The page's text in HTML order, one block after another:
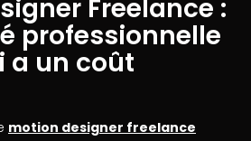
Freelance :
professionnelle
a un coût
motion designer freelance